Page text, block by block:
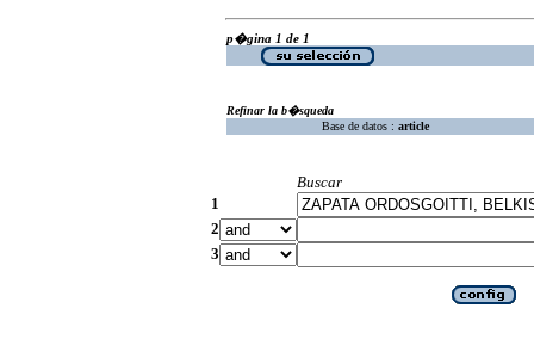
p�gina 1 de 1
Refinar la b�squeda
Base de datos : article
Buscar
1
2
3